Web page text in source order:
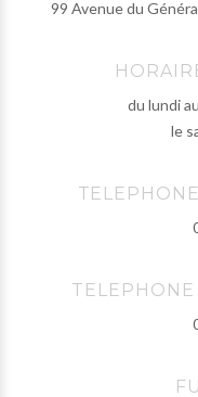
99 Avenue du
du lundi
le